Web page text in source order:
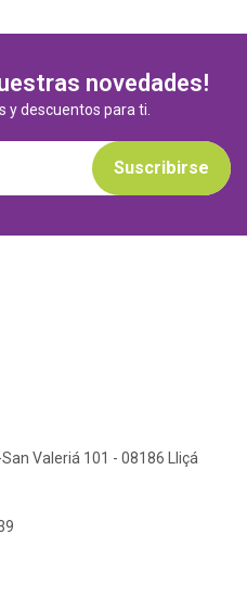
novedades!
y descuentos para ti.
Suscribirse
San Valeriá 101 - 08186 Lliçá